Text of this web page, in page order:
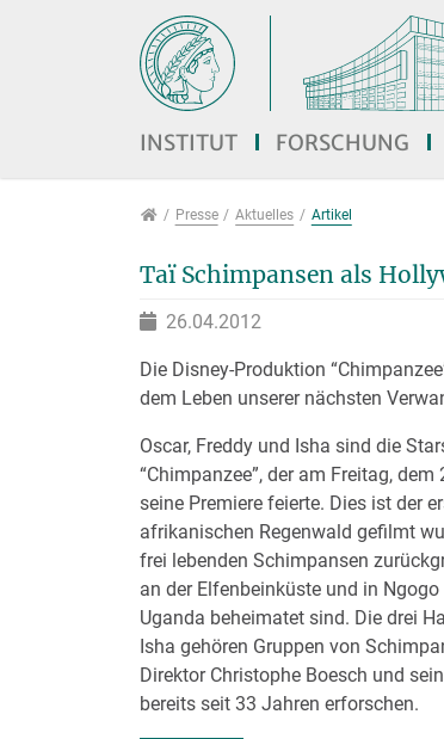
Direkt zur Hauptnavigation springen
Direkt zum Inhalt springen
Jump to sub navigation
INSTITUT FORSCHUNG
PressePresse Aktuelles Artikel
Taï Schimpansen als
26.04.2012
Die Disney-Produktion
dem Leben unserer nächsten
Oscar, Freddy und Isha sind die
“Chimpanzee”, der am Freitag,
seine Premiere feierte. Dies ist der
afrikanischen Regenwald gefilmt
frei lebenden Schimpansen
an der Elfenbeinküste und in
Uganda beheimatet sind. Die drei
Isha gehören Gruppen von
Direktor Christophe Boesch und
bereits seit 33 Jahren erforschen.